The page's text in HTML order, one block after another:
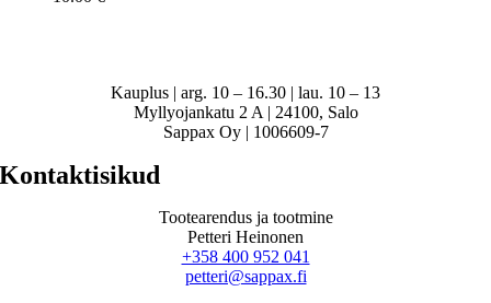
Kauplus | arg. 10 – 16.30 | lau. 10 – 13
Myllyojankatu 2 A | 24100, Salo
Sappax Oy | 1006609-7
Kontaktisikud
Tootearendus ja tootmine
Petteri Heinonen
+358 400 952 041
petteri@sappax.fi